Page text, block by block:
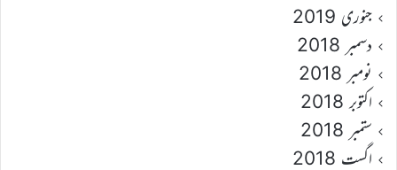
جنوری 2019
دسمبر 2018
نومبر 2018
اکتوبر 2018
ستمبر 2018
اگست 2018